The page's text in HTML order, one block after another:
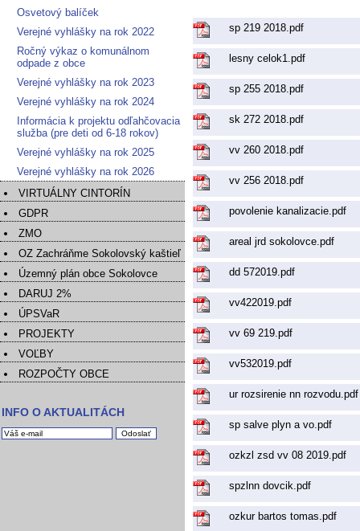
Osvetový balíček
Verejné vyhlášky na rok 2022
Ročný výkaz o komunálnom
odpade z obce
Verejné vyhlášky na rok 2023
Verejné vyhlášky na rok 2024
Informácia k projektu odľahčovacia
služba (pre deti od 6-18 rokov)
Verejné vyhlášky na rok 2025
Verejné vyhlášky na rok 2026
VIRTUÁLNY CINTORÍN
GDPR
ZMO
OZ Zachráňme Sokolovský kaštieľ
Územný plán obce Sokolovce
DARUJ 2%
ÚPSVaR
PROJEKTY
VOĽBY
ROZPOČTY OBCE
INFO O AKTUALITÁCH
sp 219 2018.pdf
lesny celok1.pdf
sp 255 2018.pdf
sk 272 2018.pdf
vv 260 2018.pdf
vv 256 2018.pdf
povolenie kanalizacie.pdf
areal jrd sokolovce.pdf
dd 572019.pdf
vv422019.pdf
vv 69 219.pdf
vv532019.pdf
ur rozsirenie nn rozvodu.pdf
sp salve plyn a vo.pdf
ozkzl zsd vv 08 2019.pdf
spzlnn dovcik.pdf
ozkur bartos tomas.pdf